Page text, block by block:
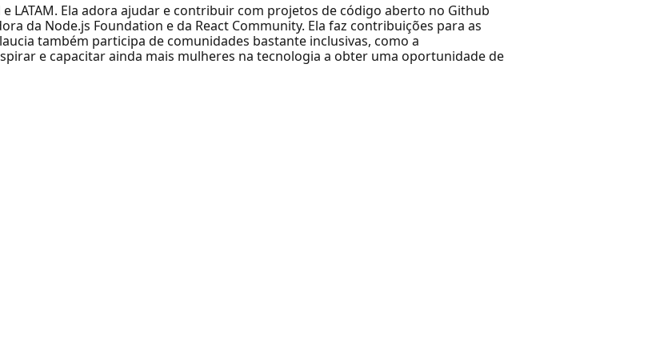
LATAM. Ela adora ajudar e contribuir com projetos de código aberto no Github
da Node.js Foundation e da React Community. Ela faz contribuições para as
também participa de comunidades bastante inclusivas, como a
e capacitar ainda mais mulheres na tecnologia a obter uma oportunidade de